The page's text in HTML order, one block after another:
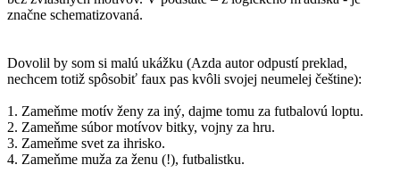
značne schematizovaná.
Dovolil by som si malú ukážku (Azda autor odpustí preklad,
nechcem totiž spôsobiť faux pas kvôli svojej neumelej češtine):
1. Zameňme motív ženy za iný, dajme tomu za futbalovú loptu.
2. Zameňme súbor motívov bitky, vojny za hru.
3. Zameňme svet za ihrisko.
4. Zameňme muža za ženu (!), futbalistku.